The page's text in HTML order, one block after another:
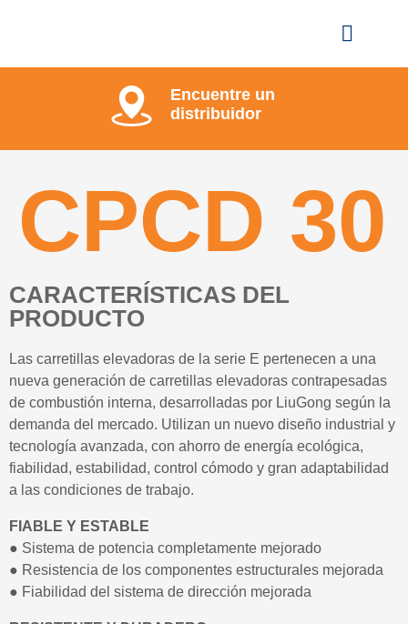
Encuentre un
distribuidor
CPCD 30
CARACTERÍSTICAS DEL
PRODUCTO
Las carretillas elevadoras de la serie E pertenecen a una
nueva generación de carretillas elevadoras contrapesadas
de combustión interna, desarrolladas por LiuGong según la
demanda del mercado. Utilizan un nuevo diseño industrial y
tecnología avanzada, con ahorro de energía ecológica,
fiabilidad, estabilidad, control cómodo y gran adaptabilidad
a las condiciones de trabajo.
FIABLE Y ESTABLE
● Sistema de potencia completamente mejorado
● Resistencia de los componentes estructurales mejorada
● Fiabilidad del sistema de dirección mejorada